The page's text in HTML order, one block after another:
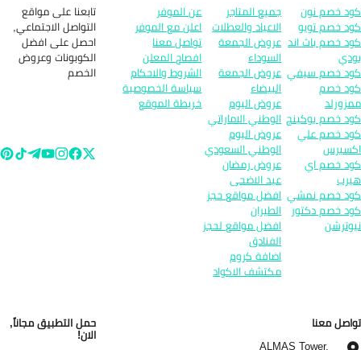
خصم نون
خصم تويو
خصم باث اند
خصم سيفي
خصم
خصم بوكينج
خصم علي
خصم اي
خصم نمشي
خصم دكتور
جميع المتاجر
الاعياد والعطلات
عروض الجمعة
السوداء
عروض الجمعة
البيضاء
عروض اليوم
الوطني الاماراتي
عروض اليوم
الوطني السعودي
عروض رمضان
عيد الاضحى
افضل مواقع حجز
الطيران
افضل مواقع لحجز
الفنادق
اضافة كروم
مكتشف الاكواد
عن الموفر
اعلن مع الموفر
تواصل معنا
افصاح المعلن
الشروط والاحكام
سياسة الخصوصية
خريطة الموقع
تابعنا على مواقع
التواصل الاجتماعي,
احصل على افضل
الكوبونات وعروض
الخصم
معنا
ALMAS Tower,
حمل التطبيق مجاناً,
الان!